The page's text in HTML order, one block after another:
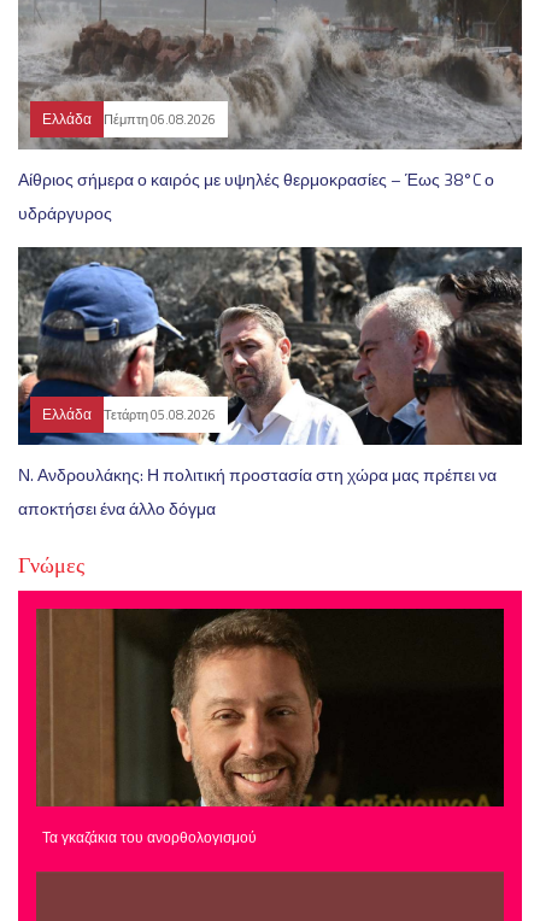
Ελλάδα Πέμπτη 06.08.2026
Αίθριος σήμερα ο καιρός με υψηλές θερμοκρασίες – Έως 38°C ο
υδράργυρος
Ελλάδα Τετάρτη 05.08.2026
Ν. Ανδρουλάκης: Η πολιτική προστασία στη χώρα μας πρέπει να
αποκτήσει ένα άλλο δόγμα
Γνώμες
Τα γκαζάκια του ανορθολογισμού